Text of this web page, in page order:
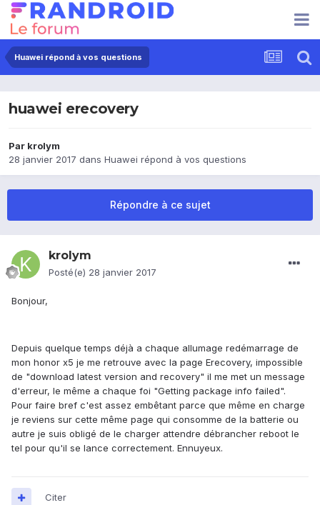
Huawei répond à vos questions
huawei erecovery
Par krolym
28 janvier 2017 dans Huawei répond à vos questions
Répondre à ce sujet
krolym
Posté(e) 28 janvier 2017
Bonjour,
Depuis quelque temps déjà a chaque allumage redémarrage de
mon honor x5 je me retrouve avec la page Erecovery, impossible
de "download latest version and recovery" il me met un message
d'erreur, le même a chaque foi "Getting package info failed".
Pour faire bref c'est assez embêtant parce que même en charge
je reviens sur cette même page qui consomme de la batterie ou
autre je suis obligé de le charger attendre débrancher reboot le
tel pour qu'il se lance correctement. Ennuyeux.
Citer